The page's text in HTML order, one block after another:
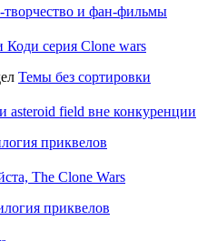
и фан-фильмы
серия Clone wars
Темы без сортировки
asteroid field вне конкуренции
приквелов
The Clone Wars
приквелов